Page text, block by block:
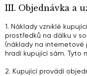
III. Objednávka a
1. Náklady vzniklé
prostředků na dálku v
(náklady na internetové
hradí kupující sám. Tyto
2. Kupující provádí